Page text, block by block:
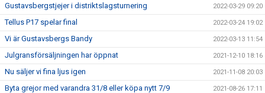
Gustavsbergstjejer i distriktslagsturnering 2022-03-29 09:20
Tellus P17 spelar final 2022-03-24 19:02
Vi är Gustavsbergs Bandy 2022-03-13 11:54
Julgransförsäljningen har öppnat 2021-12-10 18:16
Nu säljer vi fina ljus igen 2021-11-08 20:03
Byta grejor med varandra 31/8 eller köpa nytt 7/9 2021-08-26 17:11